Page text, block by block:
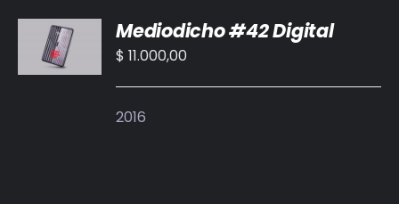
AL
CARRITO
/
Mediodicho #42 Digital
$ 11.000,00
2016